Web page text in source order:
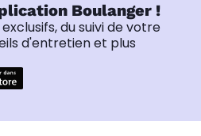
Boulanger !
du suivi de votre
d'entretien et plus